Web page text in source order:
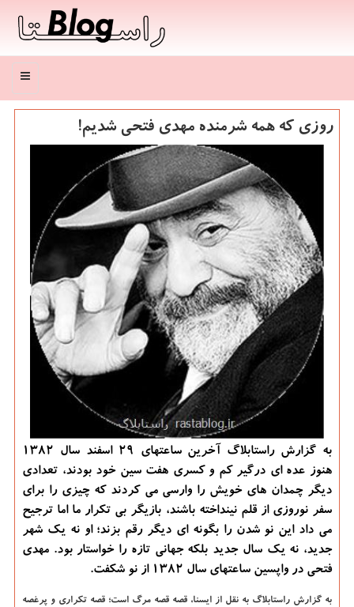
منو
روزی كه همه شرمنده مهدی فتحی شدیم!
به گزارش راستابلاگ آخرین ساعتهای ۲۹ اسفند سال ۱۳۸۲
هنوز عده ای درگیر کم و کسری هفت سین خود بودند، تعدادی
دیگر چمدان های خویش را وارسی می کردند که چیزی را برای
سفر نوروزی از قلم نینداخته باشند، بازیگر بی تکرار ما اما ترجیح
می داد این نو شدن را بگونه ای دیگر رقم بزند؛ او نه یک شهر
جدید، نه یک سال جدید بلکه جهانی تازه را خواستار بود. مهدی
فتحی در واپسین ساعتهای سال ۱۳۸۲ از نو شکفت.
به گزارش راستابلاگ به نقل از ایسنا، قصه قصه مرگ است؛ قصه تکراری و پرغصه